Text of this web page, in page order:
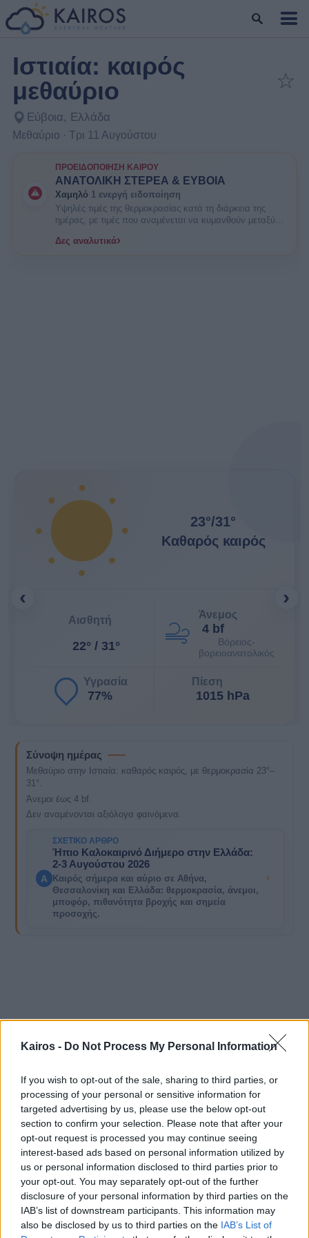
Kairos - Do Not Process My Personal Information
If you wish to opt-out of the sale, sharing to third parties, or
processing of your personal or sensitive information for
targeted advertising by us, please use the below opt-out
section to confirm your selection. Please note that after your
opt-out request is processed you may continue seeing
interest-based ads based on personal information utilized by
us or personal information disclosed to third parties prior to
your opt-out. You may separately opt-out of the further
disclosure of your personal information by third parties on the
IAB’s list of downstream participants. This information may
also be disclosed by us to third parties on the IAB’s List of
Ιστιαία: καιρός
μεθαύριο
☆
Εύβοια, Ελλάδα
Μεθαύριο · Τρι 11 Αυγούστου
ΠΡΟΕΙΔΟΠΟΊΗΣΗ ΚΑΙΡΟΎ
ΑΝΑΤΟΛΙΚΗ ΣΤΕΡΕΑ & ΕΥΒΟΙΑ
Χαμηλό 1 ενεργή ειδοποίηση
Υψηλές τιμές της θερμοκρασίας κατά τη διάρκεια της
ημέρας, με τιμές που αναμένεται να κυμανθούν μεταξύ
πιθανοί κάποιοι κίνδυνοι υγείας στις ευπαθείς ομάδες
Δες αναλυτικά›
‹ ›
23°/31°
Καθαρός καιρός
Αισθητή
22° / 31°
Άνεμος
4 bf
Βόρειος-
βορειοανατολικός
Υγρασία
77%
Πίεση
1015 hPa
Σύνοψη ημέρας
Μεθαύριο στην Ιστιαία: καθαρός καιρός, με θερμοκρασία 23°–
31°.
Άνεμοι έως 4 bf.
Δεν αναμένονται αξιόλογα φαινόμενα.
A
ΣΧΕΤΙΚΌ ΆΡΘΡΟ
Ήπιο Καλοκαιρινό Διήμερο στην Ελλάδα:
2-3 Αυγούστου 2026
Καιρός σήμερα και αύριο σε Αθήνα,
Θεσσαλονίκη και Ελλάδα: θερμοκρασία, άνεμοι,
μποφόρ, πιθανότητα βροχής και σημεία
προσοχής.